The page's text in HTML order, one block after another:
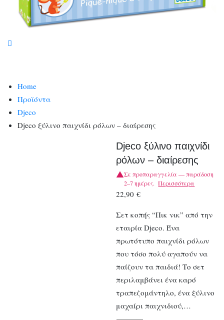
Home
Προϊόντα
Djeco
Djeco ξύλινο παιχνίδι ρόλων – διαίρεσης
Djeco ξύλινο παιχνίδι
ρόλων – διαίρεσης
Σε προπαραγγελία — παράδοση
2–7 ημέρες. Περισσότερα
22,90€
Σετ κοπής “Πικ νικ” από την
εταιρία Djeco. Ένα
πρωτότυπο παιχνίδι ρόλων
που τόσο πολύ αγαπούν να
παίζουν τα παιδιά! Το σετ
περιλαμβάνει ένα καρό
τραπεζομάντηλο, ένα ξύλινο
μαχαίρι παιχνιδιού,…